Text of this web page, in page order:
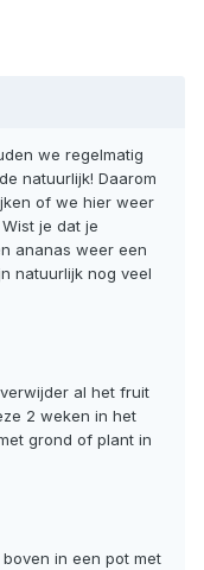
we regelmatig
natuurlijk! Daarom
of we hier weer
je dat je
ananas weer een
natuurlijk nog veel
al het fruit
2 weken in het
grond of plant in
in een pot met